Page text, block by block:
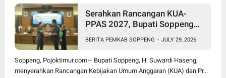
Serahkan Rancangan KUA-
PPAS 2027, Bupati Soppeng
Tengah Tekanan Fiskal
BERITA PEMKAB SOPPENG - JULY 29, 2026
Soppeng, Pojoktimur.com— Bupati Soppeng, H. Suwardi Haseng,
menyerahkan Rancangan Kebijakan Umum Anggaran (KUA) dan Pr...